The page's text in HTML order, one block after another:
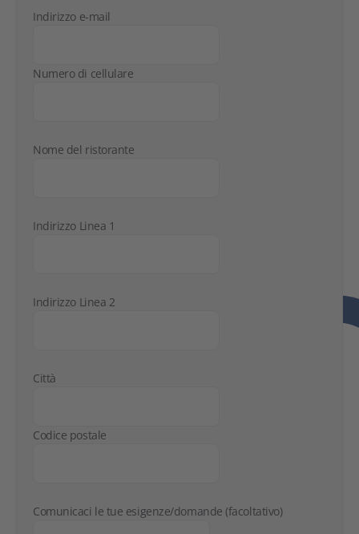
Indirizzo e-mail
Numero di cellulare
Nome del ristorante
Indirizzo Linea 1
Indirizzo Linea 2
Città
Codice postale
Comunicaci le tue esigenze/domande (facoltativo)